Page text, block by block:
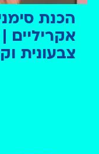
הכנת
אקריליים
צבעונית